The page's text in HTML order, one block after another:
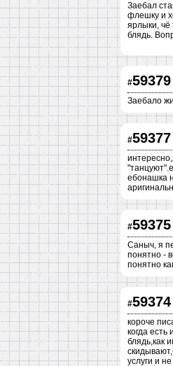
Заебал
флешку и
ярлыки, чё
блядь.
#59379
Заебало
#59377
ебонашка
#59375
Саныч, я
понятно -
понятно
#59374
короче
когда
блядь,как
услуги и